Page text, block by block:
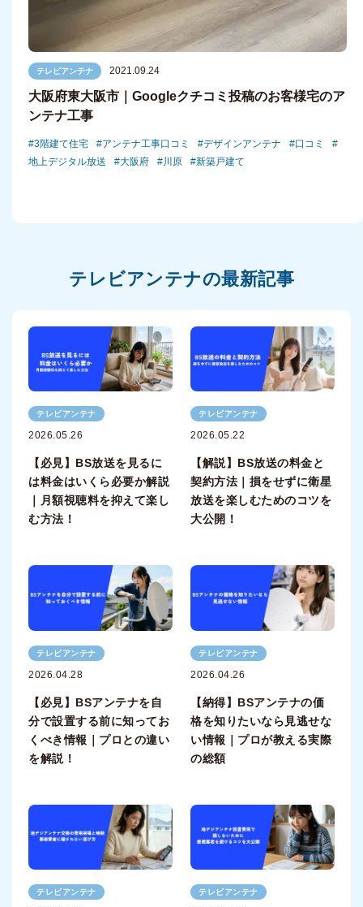
テレビアンテナ 2021.09.24
大阪府東大阪市｜Googleクチコミ投稿のお客様宅のア
ンテナ工事
3階建て住宅 アンテナ工事口コミ デザインアンテナ
口コミ
地上デジタル放送
大阪府 川原 新築戸建て
テレビアンテナの最新記事
テレビアンテナ
2026.05.26
【必見】BS放送を見るに
は料金はいくら必要か解説
｜月額視聴料を抑えて楽し
む方法！
テレビアンテナ
2026.05.22
【解説】BS放送の料金と
契約方法｜損をせずに衛星
放送を楽しむためのコツを
大公開！
テレビアンテナ
2026.04.28
【必見】BSアンテナを自
分で設置する前に知ってお
くべき情報｜プロとの違い
を解説！
テレビアンテナ
2026.04.26
【納得】BSアンテナの価
格を知りたいなら見逃せな
い情報｜プロが教える実際
の総額
テレビアンテナ テレビアンテナ